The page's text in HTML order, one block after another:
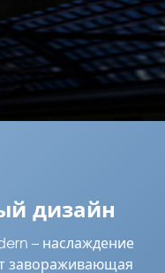
дизайн
– наслаждение
завораживающая